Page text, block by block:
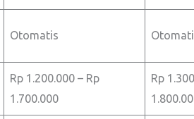
Otomatis
Rp 1.200.000 – Rp
1.700.000
Rp